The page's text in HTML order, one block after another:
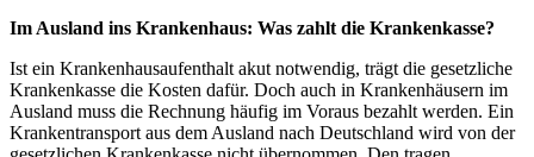
Im Ausland ins Krankenhaus: Was zahlt die Krankenkasse?
Ist ein Krankenhausaufenthalt akut notwendig, trägt die gesetzliche
Krankenkasse die Kosten dafür. Doch auch in Krankenhäusern im
Ausland muss die Rechnung häufig im Voraus bezahlt werden. Ein
Krankentransport aus dem Ausland nach Deutschland wird von der